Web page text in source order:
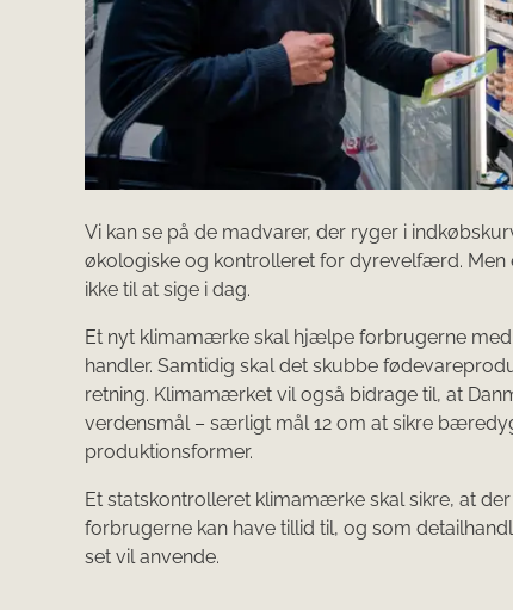
Vi kan se på de madvarer, der ryger i
økologiske og kontrolleret for dyrevelfærd. Men
ikke til at sige i dag.
Et nyt klimamærke skal hjælpe forbrugerne
handler. Samtidig skal det skubbe
retning. Klimamærket vil også bidrage til, at
verdensmål – særligt mål 12 om at sikre
produktionsformer.
Et statskontrolleret klimamærke skal sikre, at
forbrugerne kan have tillid til, og som
set vil anvende.